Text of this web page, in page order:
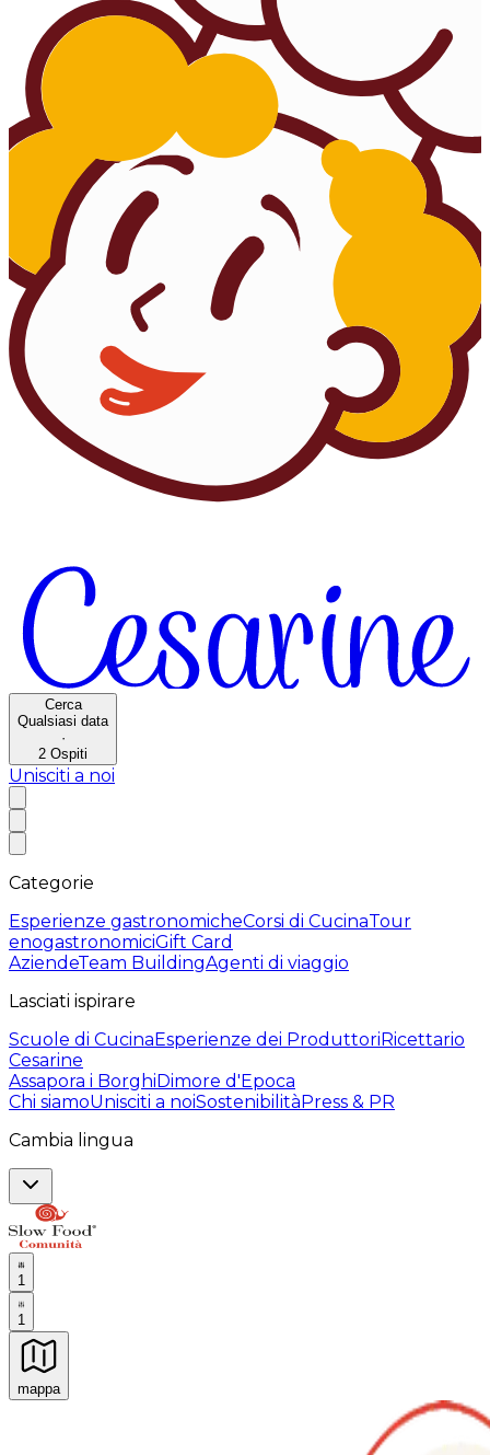
Cerca
Qualsiasi data
·
2 Ospiti
Unisciti a noi
Categorie
Esperienze gastronomicheCorsi di CucinaTour
enogastronomiciGift Card
AziendeTeam BuildingAgenti di viaggio
Lasciati ispirare
Scuole di CucinaEsperienze dei ProduttoriRicettario
Cesarine
Assapora i BorghiDimore d'Epoca
Chi siamoUnisciti a noiSostenibilitàPress & PR
Cambia lingua
1
1
mappa
Esperienze culinarie indimenticabili: Esperienze